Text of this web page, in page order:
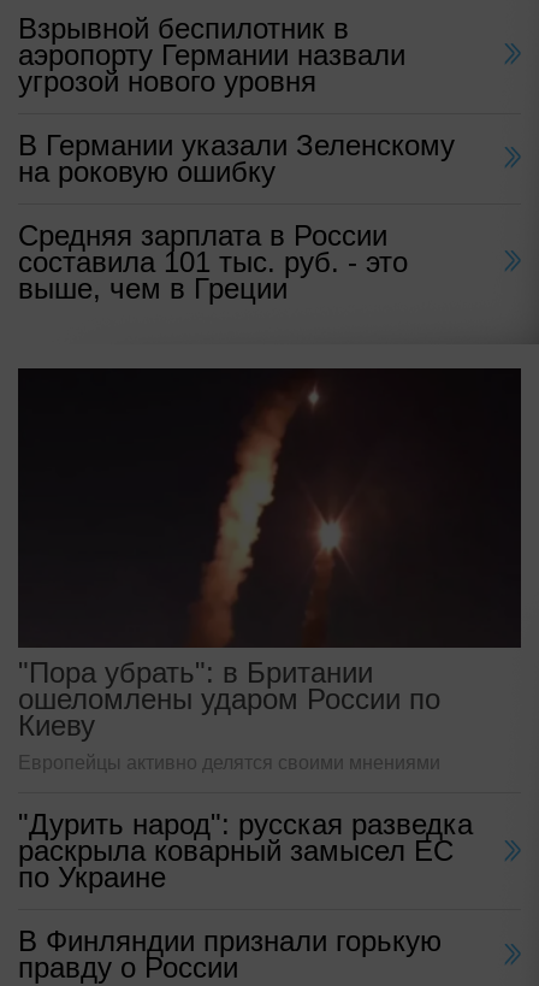
Взрывной беспилотник в
аэропорту Германии назвали
угрозой нового уровня
В Германии указали Зеленскому
на роковую ошибку
Средняя зарплата в России
составила 101 тыс. руб. - это
выше, чем в Греции
"Пора убрать": в Британии
ошеломлены ударом России по
Киеву
Европейцы активно делятся своими мнениями
"Дурить народ": русская разведка
раскрыла коварный замысел ЕС
по Украине
В Финляндии признали горькую
правду о России